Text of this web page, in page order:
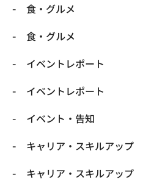
​食・グルメ
​食・グルメ
イベントレポート
イベントレポート
イベント・告知
キャリア・スキルアップ
キャリア・スキルアップ